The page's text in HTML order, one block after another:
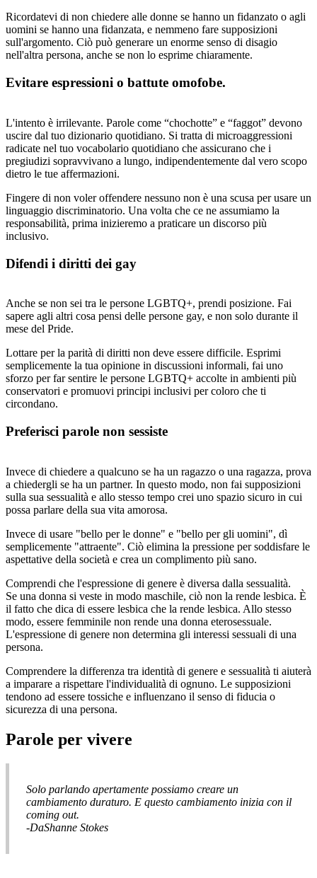
Ricordatevi di non chiedere alle donne se hanno un fidanzato o agli
uomini se hanno una fidanzata, e nemmeno fare supposizioni
sull'argomento. Ciò può generare un enorme senso di disagio
nell'altra persona, anche se non lo esprime chiaramente.
Evitare espressioni o battute omofobe.
L'intento è irrilevante. Parole come “chochotte” e “faggot” devono
uscire dal tuo dizionario quotidiano. Si tratta di microaggressioni
radicate nel tuo vocabolario quotidiano che assicurano che i
pregiudizi sopravvivano a lungo, indipendentemente dal vero scopo
dietro le tue affermazioni.
Fingere di non voler offendere nessuno non è una scusa per usare un
linguaggio discriminatorio. Una volta che ce ne assumiamo la
responsabilità, prima inizieremo a praticare un discorso più
inclusivo.
Difendi i diritti dei gay
Anche se non sei tra le persone LGBTQ+, prendi posizione. Fai
sapere agli altri cosa pensi delle persone gay, e non solo durante il
mese del Pride.
Lottare per la parità di diritti non deve essere difficile. Esprimi
semplicemente la tua opinione in discussioni informali, fai uno
sforzo per far sentire le persone LGBTQ+ accolte in ambienti più
conservatori e promuovi principi inclusivi per coloro che ti
circondano.
Preferisci parole non sessiste
Invece di chiedere a qualcuno se ha un ragazzo o una ragazza, prova
a chiedergli se ha un partner. In questo modo, non fai supposizioni
sulla sua sessualità e allo stesso tempo crei uno spazio sicuro in cui
possa parlare della sua vita amorosa.
Invece di usare "bello per le donne" e "bello per gli uomini", dì
semplicemente "attraente". Ciò elimina la pressione per soddisfare le
aspettative della società e crea un complimento più sano.
Comprendi che l'espressione di genere è diversa dalla sessualità.
Se una donna si veste in modo maschile, ciò non la rende lesbica. È
il fatto che dica di essere lesbica che la rende lesbica. Allo stesso
modo, essere femminile non rende una donna eterosessuale.
L'espressione di genere non determina gli interessi sessuali di una
persona.
Comprendere la differenza tra identità di genere e sessualità ti aiuterà
a imparare a rispettare l'individualità di ognuno. Le supposizioni
tendono ad essere tossiche e influenzano il senso di fiducia o
sicurezza di una persona.
Parole per vivere
Solo parlando apertamente possiamo creare un
cambiamento duraturo. E questo cambiamento inizia con il
coming out.
-DaShanne Stokes